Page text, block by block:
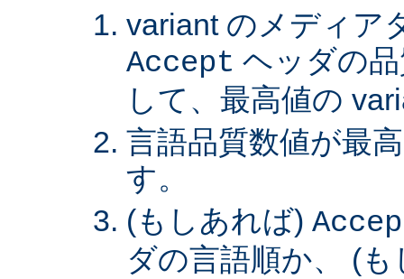
variant のメディア
Accept ヘッダの
して、最高値の
言語品質数値が最
す。
(もしあれば)
ダの言語順か、 (